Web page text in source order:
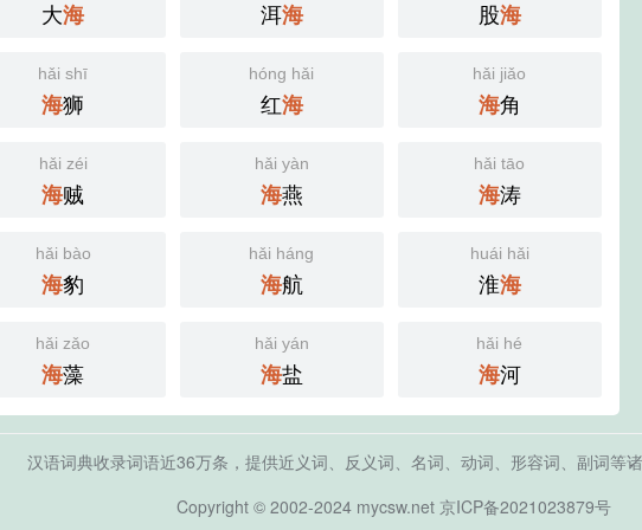
大海 洱海 股海
hǎi shī
海狮
hóng hǎi
红海
hǎi jiǎo
海角
hǎi zéi
海贼
hǎi yàn
海燕
hǎi tāo
海涛
hǎi bào
海豹
hǎi háng
海航
huái hǎi
淮海
hǎi zǎo
海藻
hǎi yán
海盐
hǎi hé
海河
汉语词典收录词语近36万条，提供近义词、反义词、名词、动词、形容词、副词等诸
Copyright © 2002-2024 mycsw.net 京ICP备2021023879号